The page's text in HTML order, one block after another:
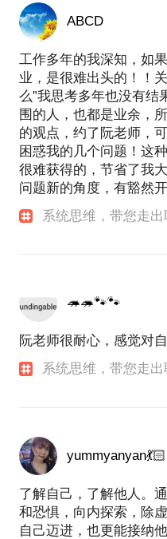
2、收获不同的人脉资
人，都是会令我们感到
得期待，对单身的朋友
姻缘哦；
预约须知：
1、目前该主题团体将
始，按主题顺序进行开
大概推算最近的体验主
2、您也可以在预约报名
的主题，轮到该主题时
的报名人员直接可以凑
加过多年系统训练，且
体，有丰富的团体带领
二十期长程成长团体，
的作品。
我们知道，人的主观世
感受、思维方式和价值
界是不同的，主观上希
一定能做好。实际上，
会只受控于自己的所思
行和外在言行的影响，
及其言谈举止等。这样
改变自己做团体沙盘的
么，而别人又不能理解
突，如果能根据外在实
对，就可以减少冲突，
的，因此，就不能不改
治愈力量也就在于此。
第一、成员能将团体沙
会“察言观色”，在“场
路，关注他人，小心谨
团体沙盘游戏疗法，成
角色和责任，更加融入
团体的成长。
于2016年创办听心文化
满爱的流动的家庭生活
作室：
我从2010年取得心理咨
领域，在此期间，我先
师，精神分析师，EAP
证导师，美国NGH催眠
个领域的专业资质证书
银行、农业银行、宝钢
服务！多年来积累了上
鉴于心理咨询行业的特
在此平台上的重复预约
上对我的咨询做刻意的
下面是我的个人工作室
ABCD
工作多年的我深知，如
业，是很难出头的！！
么”我思考多年也没有结
围的人，也都是业余，
的观点，约了阮老师，
困惑我的几个问题！这
很难获得的，节省了我
问题新的角度，有豁然
系统思维，带您走出
🦔🦔🐾🐾
阮老师很耐心，感觉对
系统思维，带您走出
yummyanyan💃🏻
了解自己，了解他人。
和恐惧，向内探索，除
自己迈进，也更能接纳他